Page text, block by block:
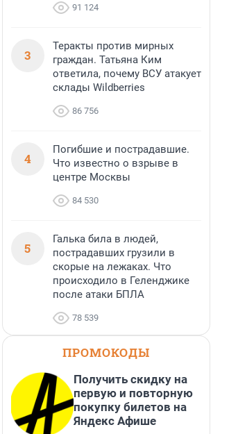
91 124
3
Теракты против мирных
граждан. Татьяна Ким
ответила, почему ВСУ атакует
склады Wildberries
86 756
4
Погибшие и пострадавшие.
Что известно о взрыве в
центре Москвы
84 530
5
Галька била в людей,
пострадавших грузили в
скорые на лежаках. Что
происходило в Геленджике
после атаки БПЛА
78 539
ПРОМОКОДЫ
Получить скидку на
первую и повторную
покупку билетов на
Яндекс Афише